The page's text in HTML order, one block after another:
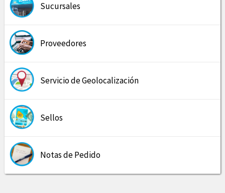
Sucursales
Proveedores
Servicio de Geolocalización
Sellos
Notas de Pedido